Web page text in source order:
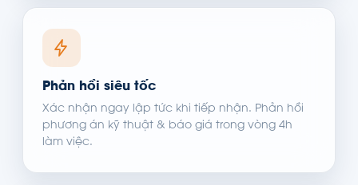
Phản hồi siêu tốc
Xác nhận ngay lập tức khi tiếp nhận. Phản hồi
phương án kỹ thuật & báo giá trong vòng 4h
làm việc.